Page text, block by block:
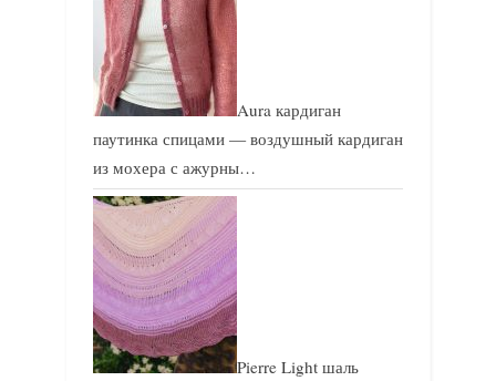
Aura кардиган
паутинка спицами — воздушный кардиган
из мохера с ажурны…
Pierre Light шаль